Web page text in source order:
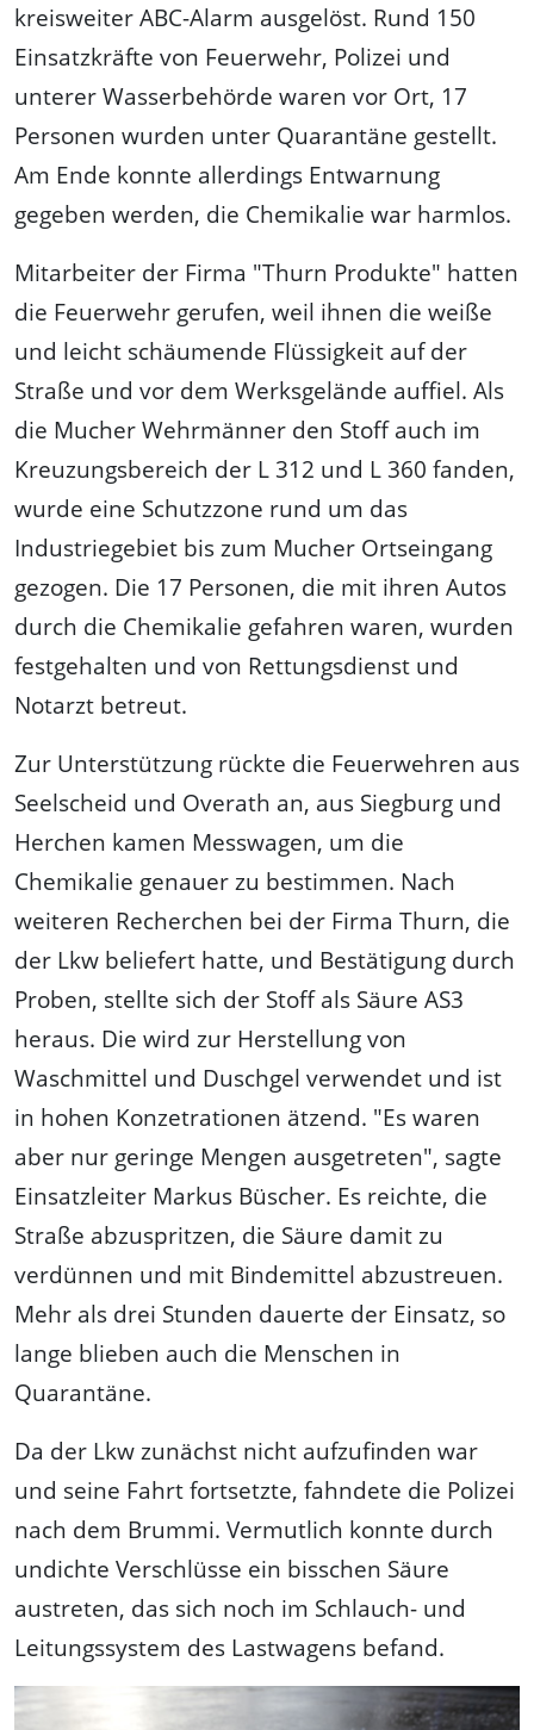
kreisweiter ABC-Alarm ausgelöst. Rund 150
Einsatzkräfte von Feuerwehr, Polizei und
unterer Wasserbehörde waren vor Ort, 17
Personen wurden unter Quarantäne gestellt.
Am Ende konnte allerdings Entwarnung
gegeben werden, die Chemikalie war harmlos.
Mitarbeiter der Firma "Thurn Produkte" hatten
die Feuerwehr gerufen, weil ihnen die weiße
und leicht schäumende Flüssigkeit auf der
Straße und vor dem Werksgelände auffiel. Als
die Mucher Wehrmänner den Stoff auch im
Kreuzungsbereich der L 312 und L 360 fanden,
wurde eine Schutzzone rund um das
Industriegebiet bis zum Mucher Ortseingang
gezogen. Die 17 Personen, die mit ihren Autos
durch die Chemikalie gefahren waren, wurden
festgehalten und von Rettungsdienst und
Notarzt betreut.
Zur Unterstützung rückte die Feuerwehren aus
Seelscheid und Overath an, aus Siegburg und
Herchen kamen Messwagen, um die
Chemikalie genauer zu bestimmen. Nach
weiteren Recherchen bei der Firma Thurn, die
der Lkw beliefert hatte, und Bestätigung durch
Proben, stellte sich der Stoff als Säure AS3
heraus. Die wird zur Herstellung von
Waschmittel und Duschgel verwendet und ist
in hohen Konzetrationen ätzend. "Es waren
aber nur geringe Mengen ausgetreten", sagte
Einsatzleiter Markus Büscher. Es reichte, die
Straße abzuspritzen, die Säure damit zu
verdünnen und mit Bindemittel abzustreuen.
Mehr als drei Stunden dauerte der Einsatz, so
lange blieben auch die Menschen in
Quarantäne.
Da der Lkw zunächst nicht aufzufinden war
und seine Fahrt fortsetzte, fahndete die Polizei
nach dem Brummi. Vermutlich konnte durch
undichte Verschlüsse ein bisschen Säure
austreten, das sich noch im Schlauch- und
Leitungssystem des Lastwagens befand.